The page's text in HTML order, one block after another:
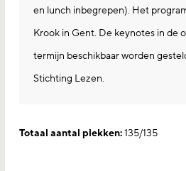
en lunch inbegrepen). Het
Krook in Gent. De keynotes in de
termijn beschikbaar worden
Stichting Lezen.
Totaal aantal plekken:135/135